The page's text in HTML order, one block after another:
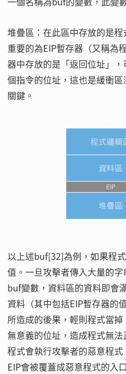
堆疊區：在此區中存放的是
重要的為EIP暫存器（又稱為
器中存放的是「返回位址」
個指令的位址，這也是緩衝
關鍵。
以上述buf[32]為例，如果程
值。一旦攻擊者傳入大量的
buf變數，資料區的資料即會
資料（其中包括EIP暫存器的
所造成的後果，輕則程式當
無意義的位址，造成程式無
程式會執行攻擊者的惡意程式
EIP會被覆蓋成惡意程式的入